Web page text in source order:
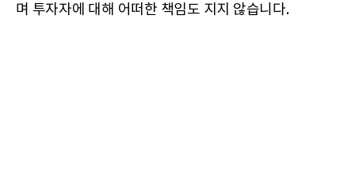
며 투자자에 대해 어떠한 책임도 지지 않습니다.